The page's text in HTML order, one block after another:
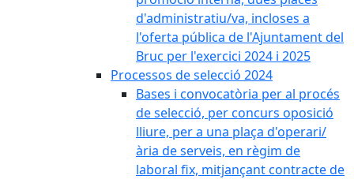
d'administratiu/va, incloses a
l'oferta pública de l'Ajuntament del
Bruc per l'exercici 2024 i 2025
Processos de selecció 2024
Bases i convocatòria per al procés
de selecció, per concurs oposició
lliure, per a una plaça d'operari/
ària de serveis, en règim de
laboral fix, mitjançant contracte de